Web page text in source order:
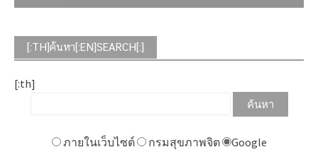
[:TH]ค้นหา[:EN]SEARCH[:]
[:th]
ภายในเว็บไซต์ กรมสุขภาพจิต Google